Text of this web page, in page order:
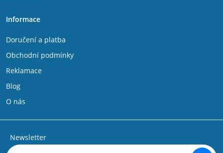
Informace
Doručení a platba
Obchodní podmínky
Reklamace
Blog
O nás
Newsletter